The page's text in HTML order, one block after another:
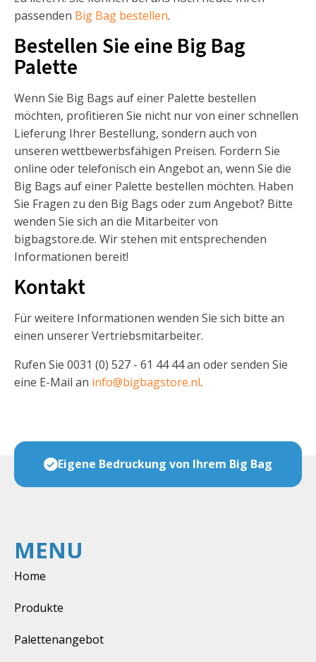
passenden Big Bag bestellen.
Bestellen Sie eine Big Bag
Palette
Wenn Sie Big Bags auf einer Palette bestellen
möchten, profitieren Sie nicht nur von einer schnellen
Lieferung Ihrer Bestellung, sondern auch von
unseren wettbewerbsfähigen Preisen. Fordern Sie
online oder telefonisch ein Angebot an, wenn Sie die
Big Bags auf einer Palette bestellen möchten. Haben
Sie Fragen zu den Big Bags oder zum Angebot? Bitte
wenden Sie sich an die Mitarbeiter von
bigbagstore.de. Wir stehen mit entsprechenden
Informationen bereit!
Kontakt
Für weitere Informationen wenden Sie sich bitte an
einen unserer Vertriebsmitarbeiter.
Rufen Sie 0031 (0) 527 - 61 44 44 an oder senden Sie
eine E-Mail an info@bigbagstore.nl.
Eigene Bedruckung von Ihrem Big Bag
MENU
Home
Produkte
Palettenangebot